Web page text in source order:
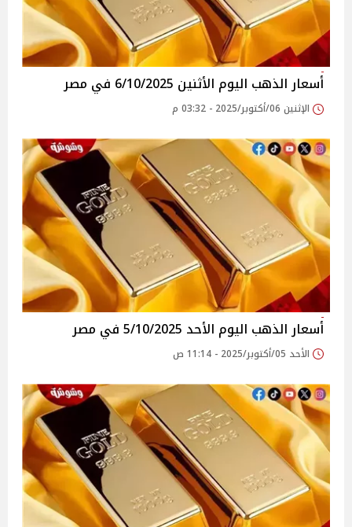
أسعار الذهب اليوم الأثنين 6/10/2025 في مصر
الإثنين 06/أكتوبر/2025 - 03:32 م
أسعار الذهب اليوم الأحد 5/10/2025 في مصر
الأحد 05/أكتوبر/2025 - 11:14 ص